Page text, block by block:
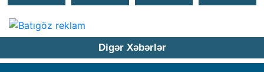
Digər Xəbərlər